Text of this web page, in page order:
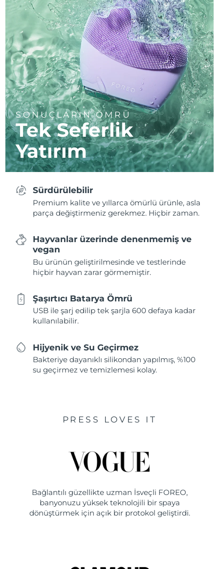
SONUÇLARIN ÖMRÜ
Tek Seferlik
Yatırım
Sürdürülebilir
Premium kalite ve yıllarca ömürlü ürünle, asla
parça değiştirmeniz gerekmez. Hiçbir zaman.
Hayvanlar üzerinde denenmemiş ve
vegan
Bu ürünün geliştirilmesinde ve testlerinde
hiçbir hayvan zarar görmemiştir.
Şaşırtıcı Batarya Ömrü
USB ile şarj edilip tek şarjla 600 defaya kadar
kullanılabilir.
Hijyenik ve Su Geçirmez
Bakteriye dayanıklı silikondan yapılmış, %100
su geçirmez ve temizlemesi kolay.
PRESS LOVES IT
Bağlantılı güzellikte uzman İsveçli FOREO,
banyonuzu yüksek teknolojili bir spaya
dönüştürmek için açık bir protokol geliştirdi.